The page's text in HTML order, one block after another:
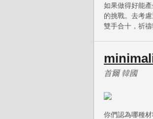
如果做得好能
的挑戰。去考
雙手合十，祈禱
首爾 韓國
你們認為哪種